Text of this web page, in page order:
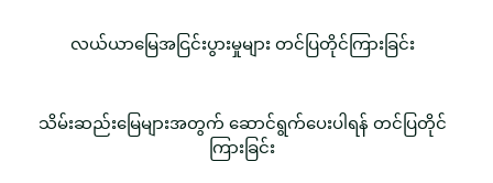
လယ်ယာမြေအငြင်းပွားမှုများ တင်ပြတိုင်ကြားခြင်း
သိမ်းဆည်းမြေများအတွက် ဆောင်ရွက်ပေးပါရန် တင်ပြတိုင်
ကြားခြင်း